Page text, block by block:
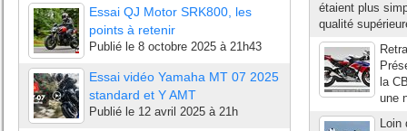
Essai QJ Motor SRK800, les
points à retenir
Publié le 8 octobre 2025 à 21h43
Essai vidéo Yamaha MT 07 2025
standard et Y AMT
Publié le 12 avril 2025 à 21h
étaient plus
qualité
la
une
Loin